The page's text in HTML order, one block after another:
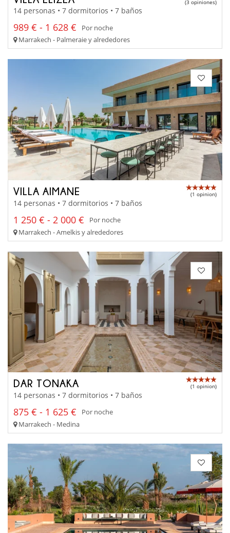
(3 opiniones)
14 personas • 7 dormitorios • 7 baños
989 € - 1 628 €
Por noche
Marrakech - Palmeraie y alrededores
VILLA AIMANE (1 opinion)
14 personas • 7 dormitorios • 7 baños
1 250 € - 2 000 €
Por noche
Marrakech - Amelkis y alrededores
DAR TONAKA (1 opinion)
14 personas • 7 dormitorios • 7 baños
875 € - 1 625 €
Por noche
Marrakech - Medina